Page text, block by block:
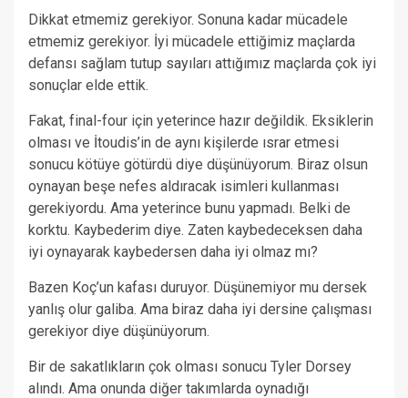
Dikkat etmemiz gerekiyor. Sonuna kadar mücadele
etmemiz gerekiyor. İyi mücadele ettiğimiz maçlarda
defansı sağlam tutup sayıları attığımız maçlarda çok iyi
sonuçlar elde ettik.
Fakat, final-four için yeterince hazır değildik. Eksiklerin
olması ve İtoudis’in de aynı kişilerde ısrar etmesi
sonucu kötüye götürdü diye düşünüyorum. Biraz olsun
oynayan beşe nefes aldıracak isimleri kullanması
gerekiyordu. Ama yeterince bunu yapmadı. Belki de
korktu. Kaybederim diye. Zaten kaybedeceksen daha
iyi oynayarak kaybedersen daha iyi olmaz mı?
Bazen Koç’un kafası duruyor. Düşünemiyor mu dersek
yanlış olur galiba. Ama biraz daha iyi dersine çalışması
gerekiyor diye düşünüyorum.
Bir de sakatlıkların çok olması sonucu Tyler Dorsey
alındı. Ama onunda diğer takımlarda oynadığı